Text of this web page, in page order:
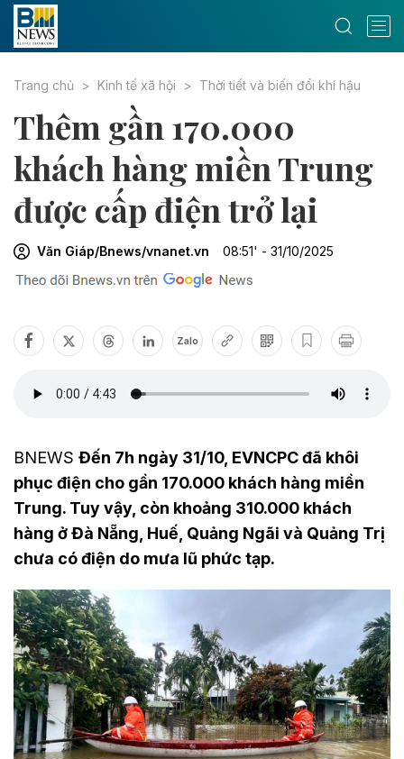
Trang chủ Kinh tế xã hội Thời tiết và biến đổi khí hậu
Thêm gần 170.000
khách hàng miền Trung
được cấp điện trở lại
Văn Giáp/Bnews/vnanet.vn 08:51' - 31/10/2025
Zalo
BNEWS Đến 7h ngày 31/10, EVNCPC đã khôi
phục điện cho gần 170.000 khách hàng miền
Trung. Tuy vậy, còn khoảng 310.000 khách
hàng ở Đà Nẵng, Huế, Quảng Ngãi và Quảng Trị
chưa có điện do mưa lũ phức tạp.